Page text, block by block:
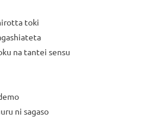
toki
na tantei sensu
ni sagaso